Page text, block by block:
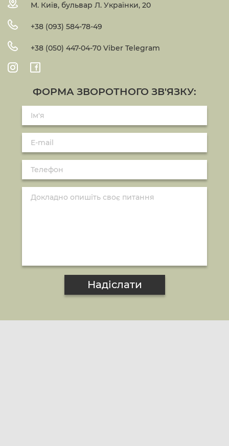
М. Київ, бульвар Л. Українки, 20
+38 (093) 584-78-49
+38 (050) 447-04-70 Viber Telegram
ФОРМА ЗВОРОТНОГО ЗВ'ЯЗКУ:
Надіслати